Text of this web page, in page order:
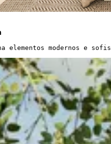
elementos modernos e